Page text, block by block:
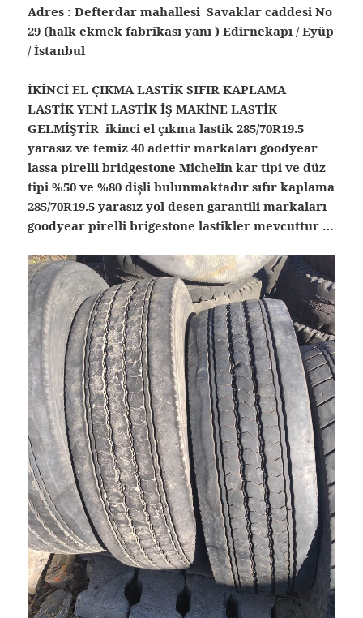
Adres : Defterdar mahallesi Savaklar caddesi No
29 (halk ekmek fabrikası yanı ) Edirnekapı / Eyüp
/ İstanbul
İKİNCİ EL ÇIKMA LASTİK SIFIR KAPLAMA
LASTİK YENİ LASTİK İŞ MAKİNE LASTİK
GELMİŞTİR ikinci el çıkma lastik 285/70R19.5
yarasız ve temiz 40 adettir markaları goodyear
lassa pirelli bridgestone Michelin kar tipi ve düz
tipi %50 ve %80 dişli bulunmaktadır sıfır kaplama
285/70R19.5 yarasız yol desen garantili markaları
goodyear pirelli brigestone lastikler mevcuttur …